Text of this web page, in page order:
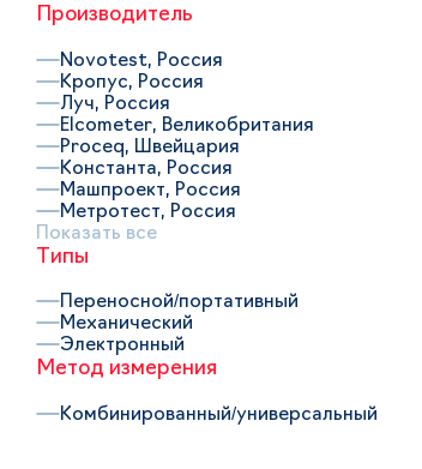
Производитель
Novotest, Россия
Кропус, Россия
Луч, Россия
Elcometer, Великобритания
Proceq, Швейцария
Константа, Россия
Машпроект, Россия
Метротест, Россия
Показать все
Типы
Переносной/портативный
Механический
Электронный
Метод измерения
Комбинированный/универсальный